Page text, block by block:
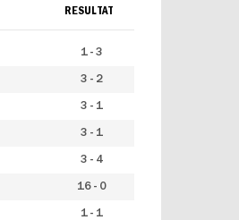
RESULTAT
1 - 3
3 - 2
3 - 1
3 - 1
3 - 4
16 - 0
1 - 1